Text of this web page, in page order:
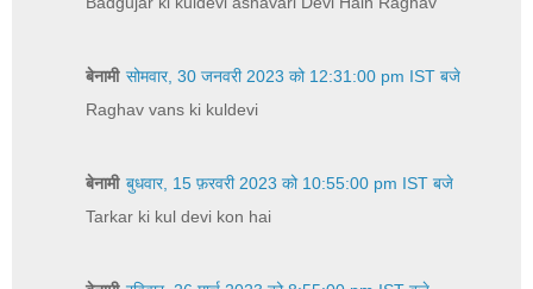
बेनामी सोमवार, 30 जनवरी 2023 को 12:31:00 pm IST बजे
Raghav vans ki kuldevi
बेनामी बुधवार, 15 फ़रवरी 2023 को 10:55:00 pm IST बजे
Tarkar ki kul devi kon hai